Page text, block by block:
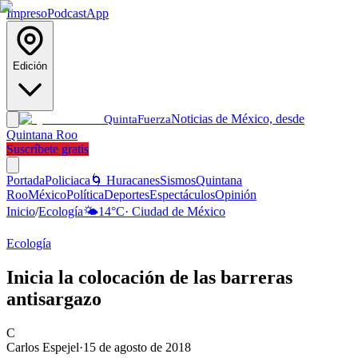
ImpresoPodcastApp
Edición
QuintaFuerzaNoticias de México, desde
Quintana Roo
Suscríbete gratis
PortadaPoliciaca 🌀 HuracanesSismosQuintana
RooMéxicoPolíticaDeportesEspectáculosOpinión
Inicio/Ecología🌤️14°C· Ciudad de México
Ecología
Inicia la colocación de las barreras
antisargazo
C
Carlos Espejel·15 de agosto de 2018